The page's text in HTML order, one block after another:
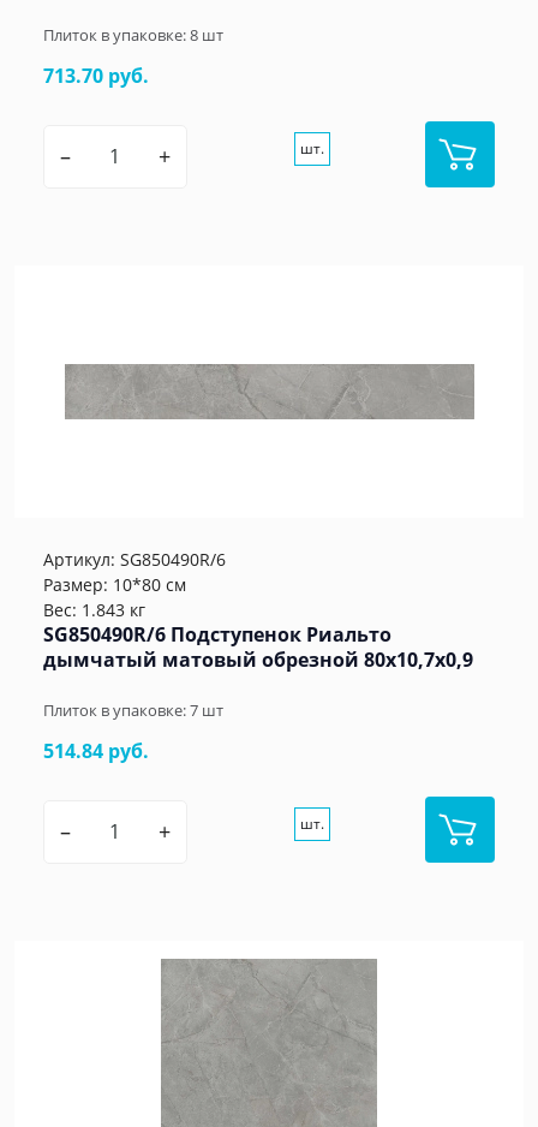
Плиток в упаковке:8 шт
713.70 руб.
– + шт.
Артикул: SG850490R/6
Размер: 10*80 см
Вес: 1.843 кг
SG850490R/6 Подступенок Риальто
дымчатый матовый обрезной 80x10,7x0,9
Плиток в упаковке:7 шт
514.84 руб.
– + шт.